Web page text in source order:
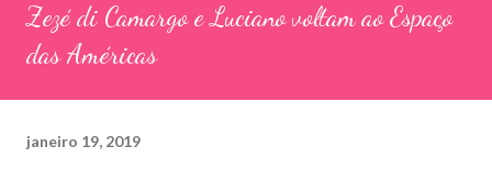
Zezé di Camargo e Luciano voltam ao Espaço
das Américas
janeiro 19, 2019